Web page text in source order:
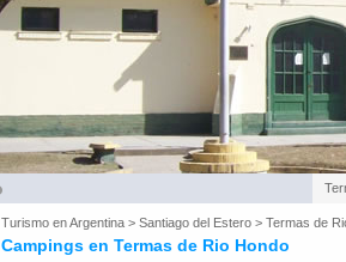
Turismo enArgentina > Santiago del Estero > Termas de
Campings en Termas de Rio Hondo